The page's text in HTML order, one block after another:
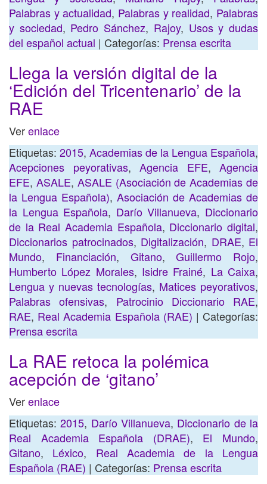
Palabras y actualidad, Palabras y realidad, Palabras
y sociedad, Pedro Sánchez, Rajoy, Usos y dudas
del español actual | Categorías: Prensa escrita
Llega la versión digital de la
‘Edición del Tricentenario’ de la
RAE
Verenlace
Etiquetas: 2015, Academias de la Lengua Española,
Acepciones peyorativas, Agencia EFE, Agencia
EFE, ASALE, ASALE (Asociación de Academias de
la Lengua Española), Asociación de Academias de
la Lengua Española, Darío Villanueva, Diccionario
de la Real Academia Española, Diccionario digital,
Diccionarios patrocinados, Digitalización, DRAE, El
Mundo, Financiación, Gitano,Guillermo Rojo,
Humberto López Morales, Isidre Frainé, La Caixa,
Lengua y nuevas tecnologías, Matices peyorativos,
Palabras ofensivas, Patrocinio Diccionario RAE,
RAE, Real Academia Española (RAE) | Categorías:
Prensa escrita
La RAE retoca la polémica
acepción de ‘gitano’
Verenlace
Etiquetas:2015, Darío Villanueva, Diccionario de la
Real Academia Española (DRAE), El Mundo,
Gitano, Léxico, Real Academia de la Lengua
Española (RAE) | Categorías: Prensa escrita